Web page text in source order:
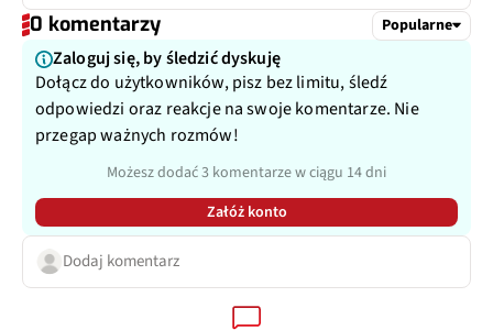
Dodatkowy aparat
Pixele 2 Mpix
Przysłona
0 komentarzy Popularne
Zaloguj się, by śledzić dyskuję
Dołącz do użytkowników, pisz bez limitu, śledź
odpowiedzi oraz reakcje na swoje komentarze. Nie
przegap ważnych rozmów!
Możesz dodać 3 komentarze w ciągu 14 dni
Załóż konto
Dodaj komentarz